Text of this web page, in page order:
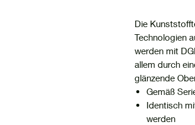
Die
Technologien
werden mit
allem durch
glänzende
Gemäß
Identisch
werden